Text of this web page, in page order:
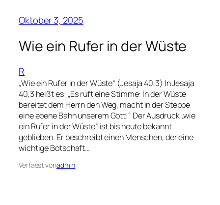
Oktober 3, 2025
Wie ein Rufer in der Wüste
R
„Wie ein Rufer in der Wüste“ (Jesaja 40,3) In Jesaja
40,3 heißt es: „Es ruft eine Stimme: In der Wüste
bereitet dem Herrn den Weg, macht in der Steppe
eine ebene Bahn unserem Gott!“ Der Ausdruck „wie
ein Rufer in der Wüste“ ist bis heute bekannt
geblieben. Er beschreibt einen Menschen, der eine
wichtige Botschaft…
Verfasst vonadmin